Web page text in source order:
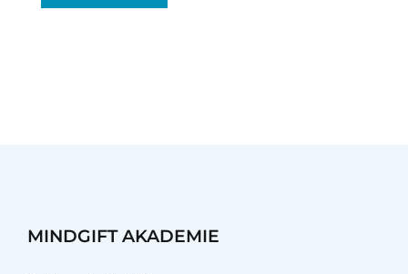
MINDGIFT AKADEMIE